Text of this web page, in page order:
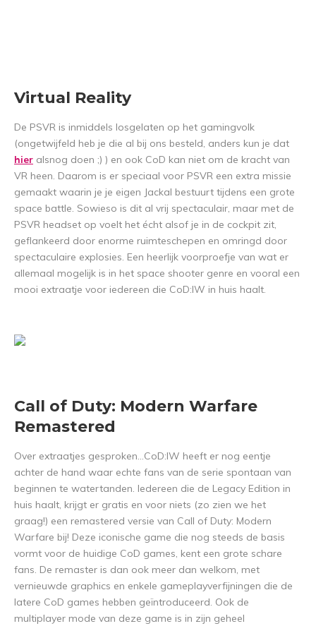
Virtual Reality
De PSVR is inmiddels losgelaten op het gamingvolk
(ongetwijfeld heb je die al bij ons besteld, anders kun je dat
hier alsnog doen ;) ) en ook CoD kan niet om de kracht van
VR heen. Daarom is er speciaal voor PSVR een extra missie
gemaakt waarin je je eigen Jackal bestuurt tijdens een grote
space battle. Sowieso is dit al vrij spectaculair, maar met de
PSVR headset op voelt het écht alsof je in de cockpit zit,
geflankeerd door enorme ruimteschepen en omringd door
spectaculaire explosies. Een heerlijk voorproefje van wat er
allemaal mogelijk is in het space shooter genre en vooral een
mooi extraatje voor iedereen die CoD:IW in huis haalt.
Call of Duty: Modern Warfare
Remastered
Over extraatjes gesproken…CoD:IW heeft er nog eentje
achter de hand waar echte fans van de serie spontaan van
beginnen te watertanden. Iedereen die de Legacy Edition in
huis haalt, krijgt er gratis en voor niets (zo zien we het
graag!) een remastered versie van Call of Duty: Modern
Warfare bij! Deze iconische game die nog steeds de basis
vormt voor de huidige CoD games, kent een grote schare
fans. De remaster is dan ook meer dan welkom, met
vernieuwde graphics en enkele gameplayverfijningen die de
latere CoD games hebben geïntroduceerd. Ook de
multiplayer mode van deze game is in zijn geheel